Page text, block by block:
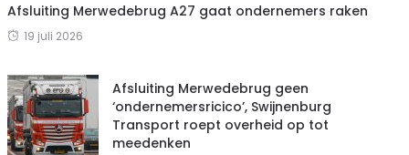
Afsluiting Merwedebrug A27 gaat ondernemers raken
19 juli 2026
Afsluiting Merwedebrug geen
‘ondernemersricico’, Swijnenburg
Transport roept overheid op tot
meedenken